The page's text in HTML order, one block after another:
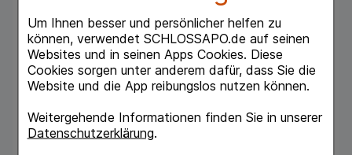
Um Ihnen besser und persönlicher helfen zu
können, verwendet SCHLOSSAPO.de auf seinen
Websites und in seinen Apps Cookies. Diese
Cookies sorgen unter anderem dafür, dass Sie die
Website und die App reibungslos nutzen können.
Weitergehende Informationen finden Sie in unserer
Datenschutzerklärung.
die Scheide einbringen, vorzugsweise vor dem
Schlafengehen. Die Anwendung kann 1 x
täglich oder seltener (z. B. 2-3x pro Woche)
erfolgen. Das hängt von den individuellen
Beschwerden ab. Es wird empfohlen, während
der Anwendung eine Slipeinlage zu tragen.
Hinweise
Eine Anwendung während Schwangerschaft